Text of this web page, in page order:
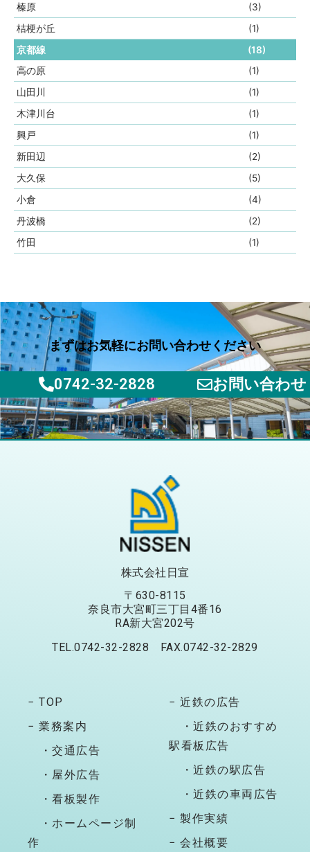
榛原
(3)
桔梗が丘
(1)
京都線
(18)
高の原
(1)
山田川
(1)
木津川台
(1)
興戸
(1)
新田辺
(2)
大久保
(5)
小倉
(4)
丹波橋
(2)
竹田
(1)
まずはお気軽にお問い合わせください
0742-32-2828 お問い合わせ
株式会社日宣
〒630-8115
奈良市大宮町三丁目4番16
RA新大宮202号
TEL.0742-32-2828 FAX.0742-32-2829
− TOP
− 業務案内
・交通広告
・屋外広告
・看板製作
・ホームページ制
作
− 近鉄の広告
・近鉄のおすすめ
駅看板広告
・近鉄の駅広告
・近鉄の車両広告
− 製作実績
− 会社概要